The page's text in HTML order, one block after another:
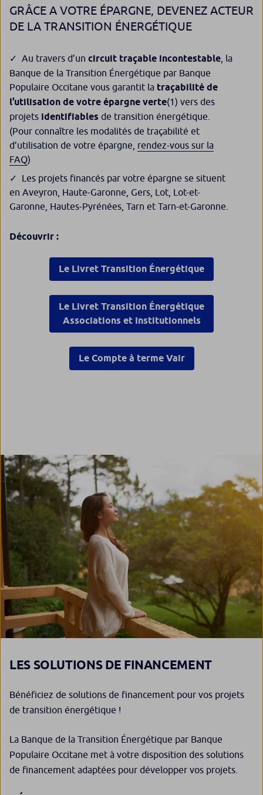
GRÂCE A VOTRE ÉPARGNE, DEVENEZ ACTEUR
DE LA TRANSITION ÉNERGÉTIQUE
Au travers d’un circuit traçable incontestable , la
Banque de la Transition Énergétique par Banque
Populaire Occitane vous garantit la traçabilité de
l’utilisation de votre épargne verte(1) vers des
projets identifiables de transition énergétique.
(Pour connaître les modalités de traçabilité et
d’utilisation de votre épargne, rendez-vous sur la
FAQ)
Les projets financés par votre épargne se situent
en Aveyron, Haute-Garonne, Gers, Lot, Lot-et-
Garonne, Hautes-Pyrénées, Tarn et Tarn-et-Garonne.
Découvrir :
Le Livret Transition Énergétique
Le Livret Transition Énergétique
Associations et Institutionnels
Le Compte à terme Vair
LES SOLUTIONS DE FINANCEMENT
Bénéficiez de solutions de financement pour vos projets
de transition énergétique !
La Banque de la Transition Énergétique par Banque
Populaire Occitane met à votre disposition des solutions
de financement adaptées pour développer vos projets.